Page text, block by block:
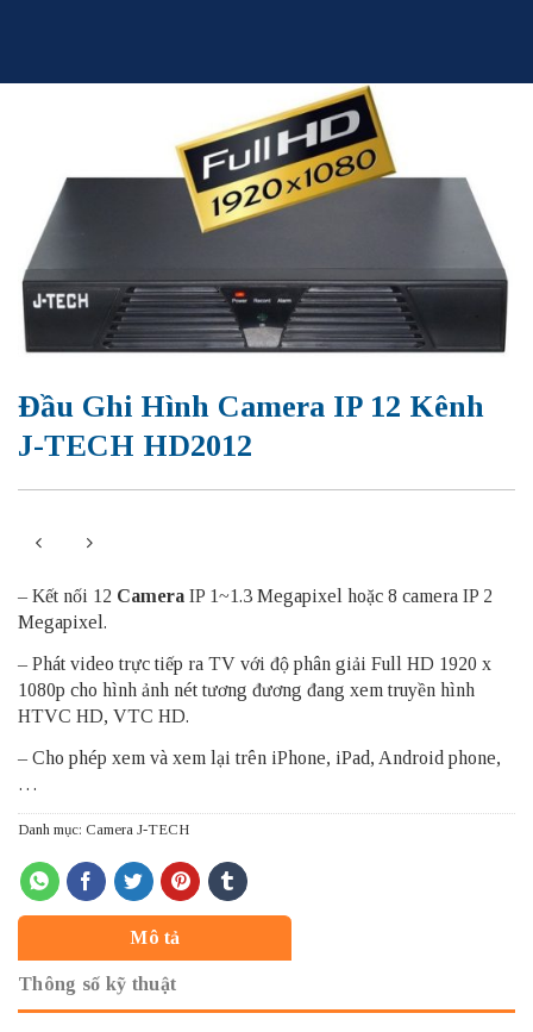
Đầu Ghi Hình Camera IP 12 Kênh
J-TECH HD2012
– Kết nối 12 Camera IP 1~1.3 Megapixel hoặc 8 camera IP 2
Megapixel.
– Phát video trực tiếp ra TV với độ phân giải Full HD 1920 x
1080p cho hình ảnh nét tương đương đang xem truyền hình
HTVC HD, VTC HD.
– Cho phép xem và xem lại trên iPhone, iPad, Android phone,
…
Danh mục: Camera J-TECH
Mô tả
Thông số kỹ thuật